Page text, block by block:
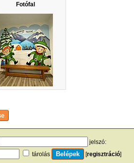
Fotófal
jelszó:
tárolás
[regisztráció]